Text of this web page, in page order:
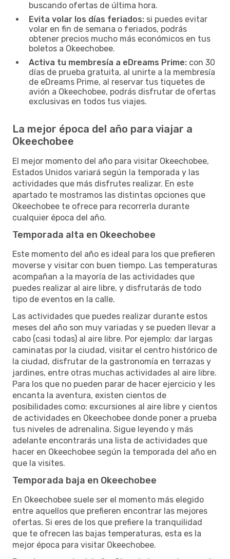
buscando ofertas de última hora.
Evita volar los días feriados: si puedes evitar
volar en fin de semana o feriados, podrás
obtener precios mucho más económicos en tus
boletos a Okeechobee.
Activa tu membresía a eDreams Prime: con 30
días de prueba gratuita, al unirte a la membresía
de eDreams Prime, al reservar tus tiquetes de
avión a Okeechobee, podrás disfrutar de ofertas
exclusivas en todos tus viajes.
La mejor época del año para viajar a
Okeechobee
El mejor momento del año para visitar Okeechobee,
Estados Unidos variará según la temporada y las
actividades que más disfrutes realizar. En este
apartado te mostramos las distintas opciones que
Okeechobee te ofrece para recorrerla durante
cualquier época del año.
Temporada alta en Okeechobee
Este momento del año es ideal para los que prefieren
moverse y visitar con buen tiempo. Las temperaturas
acompañan a la mayoría de las actividades que
puedes realizar al aire libre, y disfrutarás de todo
tipo de eventos en la calle.
Las actividades que puedes realizar durante estos
meses del año son muy variadas y se pueden llevar a
cabo (casi todas) al aire libre. Por ejemplo: dar largas
caminatas por la ciudad, visitar el centro histórico de
la ciudad, disfrutar de la gastronomía en terrazas y
jardines, entre otras muchas actividades al aire libre.
Para los que no pueden parar de hacer ejercicio y les
encanta la aventura, existen cientos de
posibilidades como: excursiones al aire libre y cientos
de actividades en Okeechobee donde poner a prueba
tus niveles de adrenalina. Sigue leyendo y más
adelante encontrarás una lista de actividades que
hacer en Okeechobee según la temporada del año en
que la visites.
Temporada baja en Okeechobee
En Okeechobee suele ser el momento más elegido
entre aquellos que prefieren encontrar las mejores
ofertas. Si eres de los que prefiere la tranquilidad
que te ofrecen las bajas temperaturas, esta es la
mejor época para visitar Okeechobee.